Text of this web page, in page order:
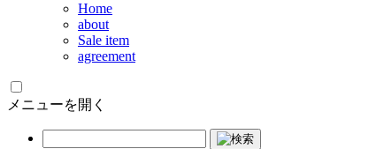
Home
about
Sale item
agreement
メニューを開く